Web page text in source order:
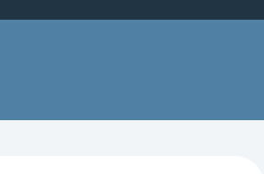
設しております。お気軽にお車でもお